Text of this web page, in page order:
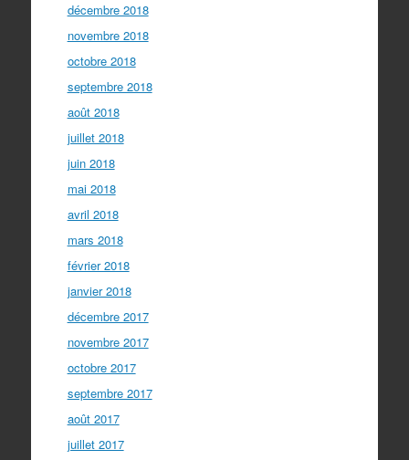
décembre 2018
novembre 2018
octobre 2018
septembre 2018
août 2018
juillet 2018
juin 2018
mai 2018
avril 2018
mars 2018
février 2018
janvier 2018
décembre 2017
novembre 2017
octobre 2017
septembre 2017
août 2017
juillet 2017